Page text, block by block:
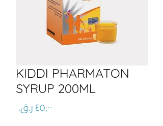
KIDDI PHARMATON
SYRUP 200ML